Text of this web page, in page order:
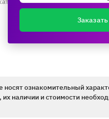
ознакомительный
наличии и стоимости